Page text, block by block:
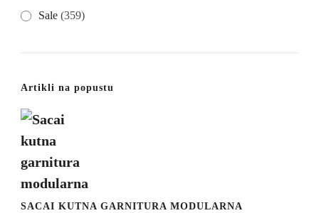
Sale (359)
Artikli na popustu
SACAI KUTNA GARNITURA MODULARNA